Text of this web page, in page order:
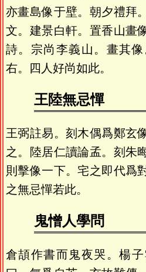
亦畫島像于壁。朝夕禮拜
文。建景白軒。置香山畫
詩。宗尚李義山。畫其
右。四人好尚如此。
王陸無忌憚
王弼註易。刻木偶爲鄭玄
之。陸居仁讀論孟。刻朱
則擊像一下。宅之即代爲
之無忌憚若此。
鬼憎人學問
倉頡作書而鬼夜哭。楊